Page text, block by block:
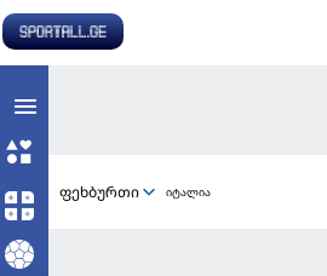
ფეხბურთი იტალია